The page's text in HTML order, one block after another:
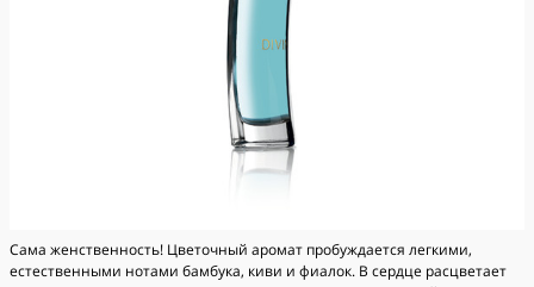
Сама женственность! Цветочный аромат пробуждается легкими,
естественными нотами бамбука, киви и фиалок. В сердце расцветает